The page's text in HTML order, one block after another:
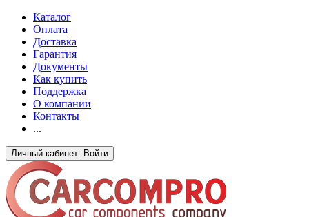
Каталог
Оплата
Доставка
Гарантия
Документы
Как купить
Поддержка
О компании
Контакты
...
Личный кабинет: Войти